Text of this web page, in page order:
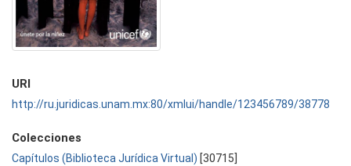
URI
http://ru.juridicas.unam.mx:80/xmlui/handle/123456789/38778
Colecciones
Capítulos (Biblioteca Jurídica Virtual) [30715]